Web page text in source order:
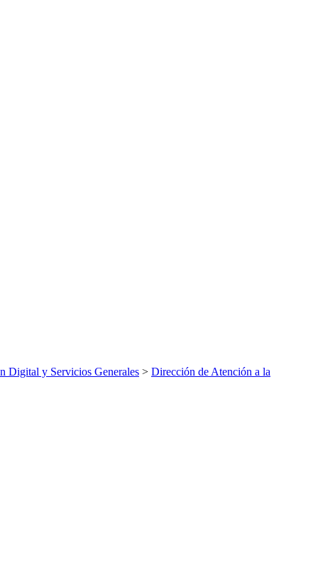
Digital y Servicios Generales > Dirección de Atención a la